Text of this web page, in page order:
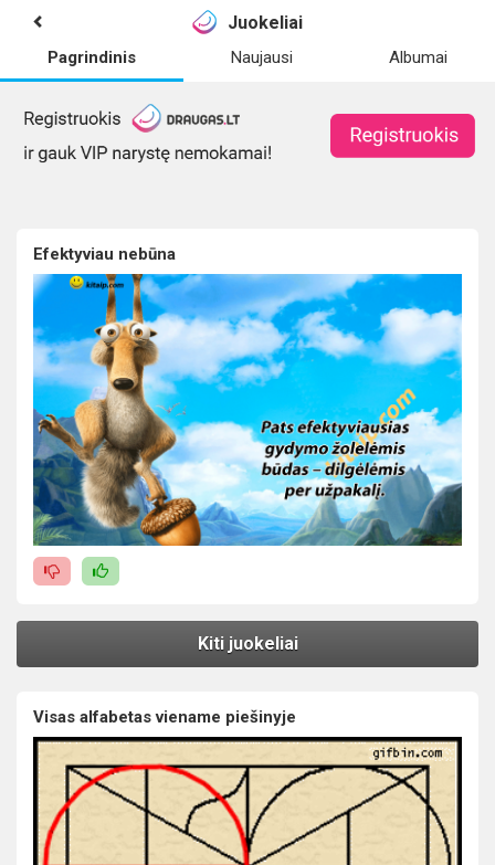
Juokeliai
Pagrindinis Naujausi Albumai
Efektyviau nebūna
Kiti juokeliai
Visas alfabetas viename piešinyje